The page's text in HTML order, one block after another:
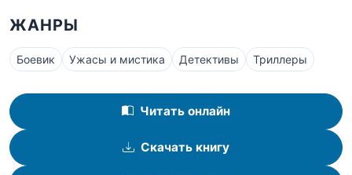
ЖАНРЫ
Боевик Ужасы и мистика Детективы Триллеры
Читать онлайн
Скачать книгу